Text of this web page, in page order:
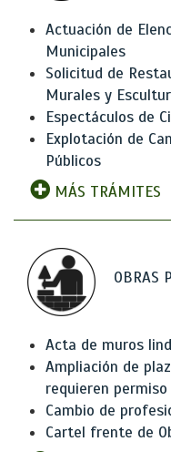
Actuación de
Municipales
Solicitud de
Murales y
Espectáculos de
Explotación de
Públicos
MÁS TRÁMITES
OBRAS
Acta de muros
Ampliación de
requieren
Cambio de
Cartel frente de